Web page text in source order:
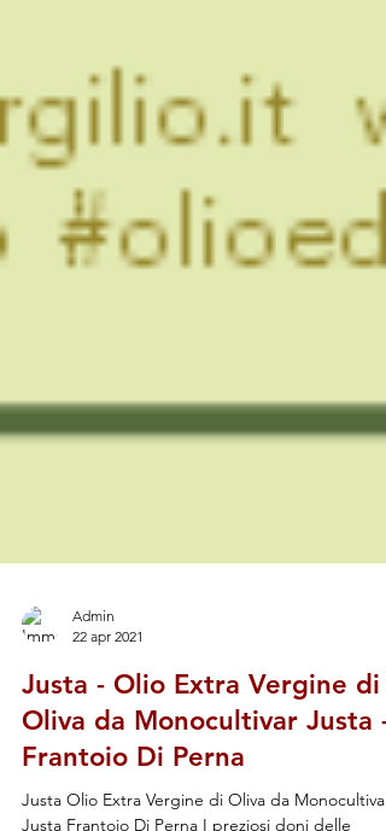
22 apr 2021
Justa - Olio Extra Vergine di
Oliva da Monocultivar Justa -
Frantoio Di Perna